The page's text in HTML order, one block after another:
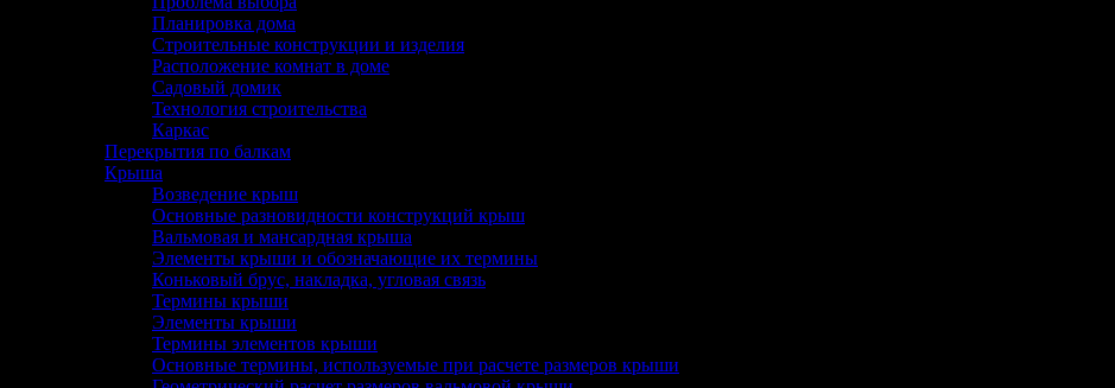
Планировка дома
Строительные конструкции и изделия
Расположение комнат в доме
Садовый домик
Технология строительства
Каркас
Перекрытия по балкам
Крыша
Возведение крыш
Основные разновидности конструкций крыш
Вальмовая и мансардная крыша
Элементы крыши и обозначающие их термины
Коньковый брус, накладка, угловая связь
Термины крыши
Элементы крыши
Термины элементов крыши
Основные термины, используемые при расчете размеров крыши